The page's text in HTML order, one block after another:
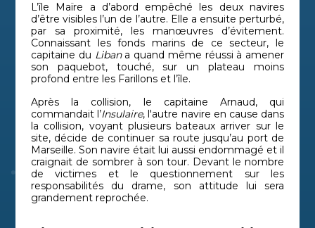
L’île Maïre a d’abord empêché les deux navires
d’être visibles l’un de l’autre. Elle a ensuite perturbé,
par sa proximité, les manœuvres d’évitement.
Connaissant les fonds marins de ce secteur, le
capitaine du Libana quand même réussi à amener
son paquebot, touché, sur un plateau moins
profond entre les Farillons et l’île.
Après la collision, le capitaine Arnaud, qui
commandait l’Insulaire, l'autre navire en cause dans
la collision, voyant plusieurs bateaux arriver sur le
site, décide de continuer sa route jusqu’au port de
Marseille. Son navire était lui aussi endommagé et il
craignait de sombrer à son tour. Devant le nombre
de victimes et le questionnement sur les
responsabilités du drame, son attitude lui sera
grandement reprochée.